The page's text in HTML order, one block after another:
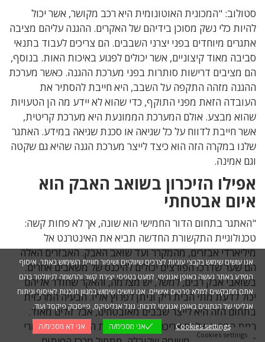
סטולוב: "המכונית האוטונומית היא רכב מקושר, אשר יכול
להיות כלי נשק מסוכן בידיהם של האקרים. ההגנה עליהם מציבה
אתגרים מיוחדים בפני יצרני השבבים. הם צריכים לעבוד בתנאי
סביבה מאוד קיצוניים, אשר יכולים לפגוע באיכות האות. בנוסף,
הם מציבים דרישות סותרות בפני מערכת ההגנה. כאשר מערכת
ההגנה מזהה התקפה על השבב, היא חייבת להסתיר את
העובדה הזאת מפני התוקף, כדי שהוא לא יידע מה הן הטעויות
שהוא מבצע. אולם המערכת הממונעת היא מערכת קריטית,
אשר חייבת לדווח על כל שגיאה או סכנת שגיאה במידע. האתגר
שלנו במקרה הזה הוא כיצד לייצר מערכת הגנה שהיא גם שקטה
וגם אמינה.
אפילו הזיכרון בשואב האבק הוא
איום אבטחתי
"האתגר בתחום הדור החמישי הוא שונה, אך לא פחות קשה:
טכנולוגיית התקשורת החדשה תביא את האינטרנט אל
מיליארדי אבזרים, מהמקרר ועד שואב האבק. האבזרים האלה
הם שער שדרכו הפורצים יכולים להיכנס של משאבים אחרים.
בשואבי אבק רבים, למשל, יש מצלמה, והאקר שחודר אליהם
יכול לדעת מתי הבית ריק וניתן לפרוץ אליו. הבעיה המרכזית
בתחום הזה היא לייצר שבבים מאובטחים, אבל זולים מאוד.
רמת המחיר שלהם צריכה להתאים לרמת התמחור של אבזרי
אנו עושים שימוש בקבצי עוגיות לצרכים שיווקיים ושיפור חוויית השימוש באתר. איסוף
המידע באתר נעשה באופן אנונימי, למעט בטפסי יצירת קשר והרשמה לניוזלטר בהם
אתם מתבקשים למלא פרטים אישיים. אנו עושים שימוש במגוון תוכנות לאיסוף וניתוח
אנליטי של הנתונים באופן אנונימי לרבות: גוגל אנליטיקס, פייסבוק פיקסל ועוד.
Cookies settings
אני מסכימ/ה אני לא מסכימ/ה
Cookies settings